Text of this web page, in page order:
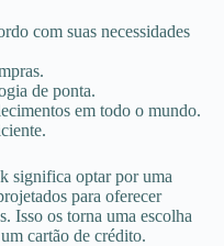
com suas necessidades
de ponta.
em todo o mundo.
significa optar por uma
para oferecer
Isso os torna uma escolha
cartão de crédito.